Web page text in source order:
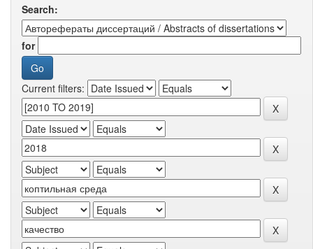
Search:
for
Current filters: